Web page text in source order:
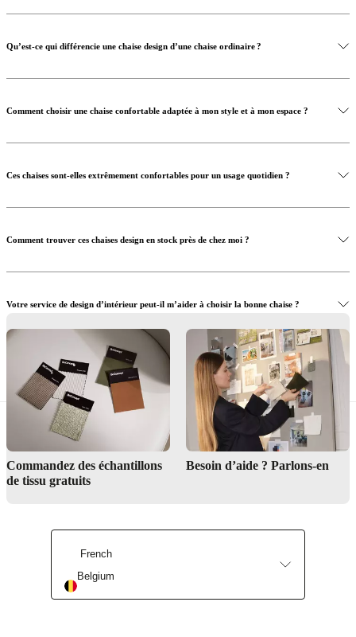
Qu’est-ce qui différencie une chaise design d’une chaise ordinaire ?
Comment choisir une chaise confortable adaptée à mon style et à mon espace ?
Ces chaises sont-elles extrêmement confortables pour un usage quotidien ?
Comment trouver ces chaises design en stock près de chez moi ?
Trouver un magasin
Votre service de design d’intérieur peut-il m’aider à choisir la bonne chaise ?
Service de design d’intérieur
Quels matériaux et détails sont importants pour choisir la bonne chaise ?
Commandez des échantillons
de tissu gratuits
Besoin d’aide ? Parlons-en
French
Belgium